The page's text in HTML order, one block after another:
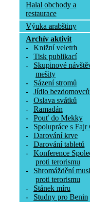
Halal obchody a
restaurace
Výuka arabštiny
Archív aktivit
-
Knižní veletrh
-
Tisk publikací
-
Skupinové
mešity
-
Sázení stromů
-
Jídlo
-
Oslava svátků
-
Ramadán
-
Pouť do Mekky
-
Spolupráce s Fajr
-
Darování krve
-
Darování tabletů
-
Konference
proti terorismu
-
Shromáždění
proti terorismu
-
Stánek míru
-
Studny pro Benin